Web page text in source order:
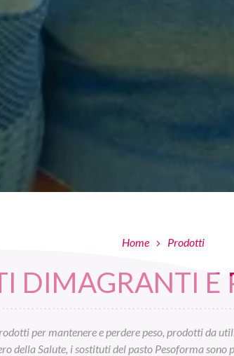
Home Prodotti
DIMAGRANTI E
per mantenere e perdere peso, prodotti da
della Salute, i sostituti del pasto Pesoforma